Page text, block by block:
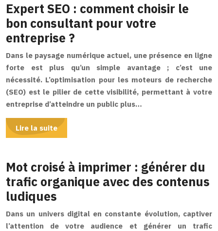
Expert SEO : comment choisir le
bon consultant pour votre
entreprise ?
Dans le paysage numérique actuel, une présence en ligne
forte est plus qu’un simple avantage ; c’est une
nécessité. L’optimisation pour les moteurs de recherche
(SEO) est le pilier de cette visibilité, permettant à votre
entreprise d’atteindre un public plus…
Lire la suite
Mot croisé à imprimer : générer du
trafic organique avec des contenus
ludiques
Dans un univers digital en constante évolution, captiver
l’attention de votre audience et générer un trafic